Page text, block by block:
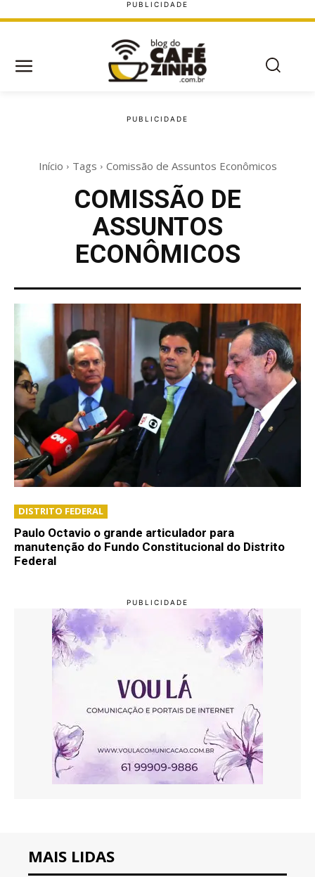
Início Tags Comissão de Assuntos Econômicos
COMISSÃO DE
ASSUNTOS
ECONÔMICOS
DISTRITO FEDERAL
Paulo Octavio o grande articulador para
manutenção do Fundo Constitucional do Distrito
Federal
MAIS LIDAS